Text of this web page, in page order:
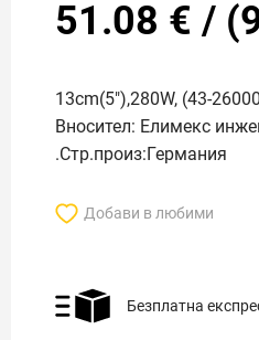
51.08 € / (
13cm(5"),280W, (43-
Вносител: Елимекс
.Стр.произ:Германия
Добави в любими
Безплатна